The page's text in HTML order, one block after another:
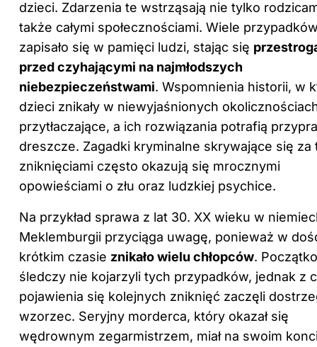
dzieci. Zdarzenia te wstrząsają nie tylko
także całymi społecznościami. Wiele
zapisało się w pamięci ludzi, stając się
przed czyhającymi na najmłodszych
niebezpieczeństwami. Wspomnienia historii, w
dzieci znikały w niewyjaśnionych
przytłaczające, a ich rozwiązania potrafią
dreszcze. Zagadki kryminalne skrywające się za
zniknięciami często okazują się mrocznymi
opowieściami o złu oraz ludzkiej psychice.
Na przykład sprawa z lat 30. XX wieku w
Meklemburgii przyciąga uwagę, ponieważ w
krótkim czasie znikało wielu chłopców.
śledczy nie kojarzyli tych przypadków, jednak z
pojawienia się kolejnych zniknięć zaczęli
wzorzec. Seryjny morderca, który okazał się
wędrownym zegarmistrzem, miał na swoim